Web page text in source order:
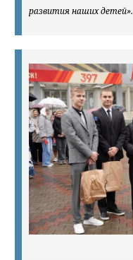
развития наших детей».